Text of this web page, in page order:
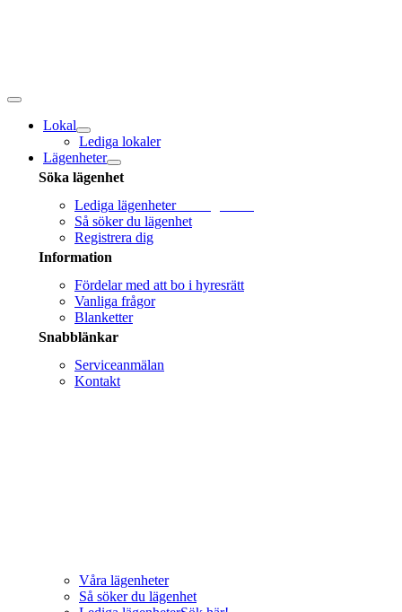
Toggle
navigation
Lokal
Lediga lokaler
Lägenheter
Söka lägenhet
Lediga lägenheterSök lägenhet!
Så söker du lägenhet
Registrera dig
Information
Fördelar med att bo i hyresrätt
Vanliga frågor
Blanketter
Snabblänkar
Serviceanmälan
Kontakt
Våra lägenheter
Så söker du lägenhet